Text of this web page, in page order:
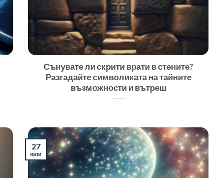
Сънувате ли скрити врати в стените?
Разгадайте символиката на тайните
възможности и вътреш
27
юли